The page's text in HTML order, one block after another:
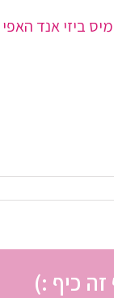
ביזי אנד האפי
כיף :)